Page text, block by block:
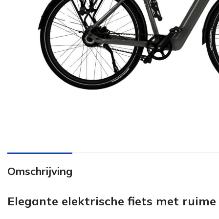
Omschrijving
Elegante elektrische fiets met